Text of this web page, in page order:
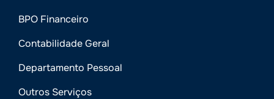
BPO Financeiro
Contabilidade Geral
Departamento Pessoal
Outros Serviços